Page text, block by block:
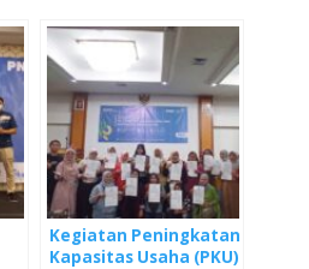
m
bl
r
er
e
st
ar
Kegiatan Peningkatan
Kapasitas Usaha (PKU)